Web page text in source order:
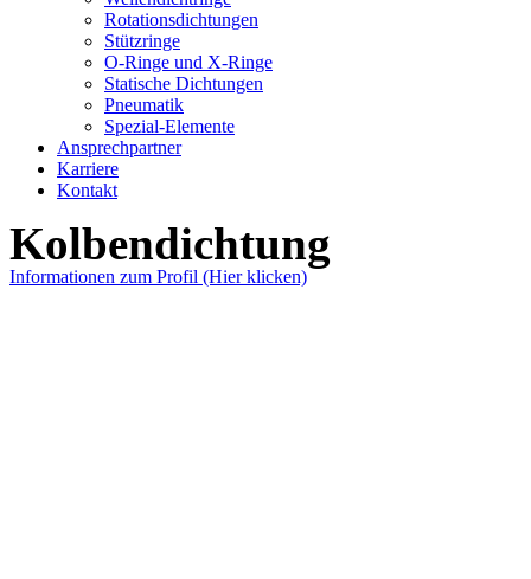
Rotationsdichtungen
Stützringe
O-Ringe und X-Ringe
Statische Dichtungen
Pneumatik
Spezial-Elemente
Ansprechpartner
Karriere
Kontakt
Kolbendichtung
Informationen zum Profil (Hier klicken)